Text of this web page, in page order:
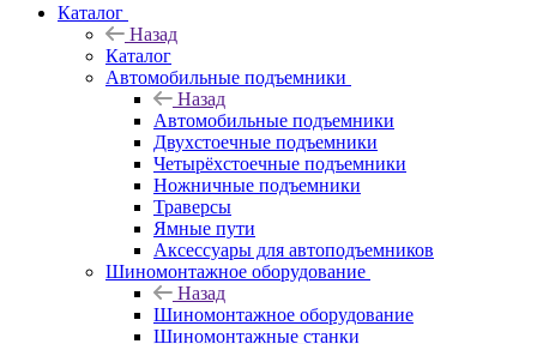
Каталог
Назад
Каталог
Автомобильные подъемники
Назад
Автомобильные подъемники
Двухстоечные подъемники
Четырёхстоечные подъемники
Ножничные подъемники
Траверсы
Ямные пути
Аксессуары для автоподъемников
Шиномонтажное оборудование
Назад
Шиномонтажное оборудование
Шиномонтажные станки